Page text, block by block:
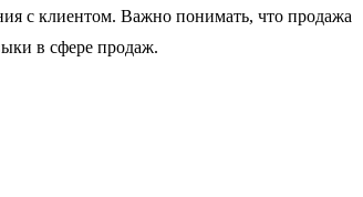
с клиентом. Важно понимать, что продажа
в сфере продаж.